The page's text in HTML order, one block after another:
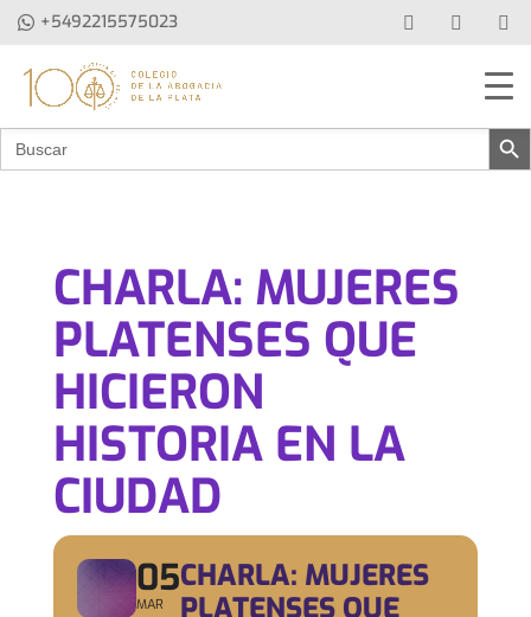
+5492215575023
Buscar: Botón de
CHARLA: MUJERES
PLATENSES QUE
HICIERON
HISTORIA EN LA
CIUDAD
05
MAR
CHARLA: MUJERES
PLATENSES QUE